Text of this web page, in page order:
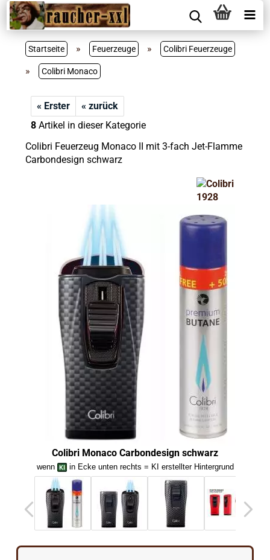
Startseite » Feuerzeuge » Colibri Feuerzeuge
» Colibri Monaco
« Erster
« zurück
8Artikel in dieser Kategorie
Colibri Feuerzeug Monaco II mit 3-fach Jet-Flamme
Carbondesign schwarz
Colibri Monaco Carbondesign schwarz
wenn in Ecke unten rechts = KI erstellter Hintergrund